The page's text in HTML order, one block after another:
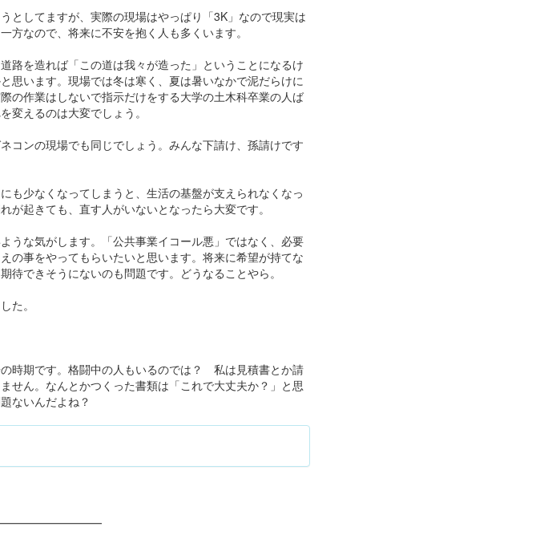
としてますが、実際の現場はやっぱり「3K」なので現実は
方なので、将来に不安を抱く人も多くいます。
路を造れば「この道は我々が造った」ということになるけ
思います。現場では冬は寒く、夏は暑いなかで泥だらけに
の作業はしないで指示だけをする大学の土木科卒業の人ば
変えるのは大変でしょう。
コンの現場でも同じでしょう。みんな下請け、孫請けです
も少なくなってしまうと、生活の基盤が支えられなくなっ
起きても、直す人がいないとなったら大変です。
うな気がします。「公共事業イコール悪」ではなく、必要
の事をやってもらいたいと思います。将来に希望が持てな
できそうにないのも問題です。どうなることやら。
た。
時期です。格闘中の人もいるのでは？ 私は見積書とか請
せん。なんとかつくった書類は「これで大丈夫か？」と思
ないんだよね？